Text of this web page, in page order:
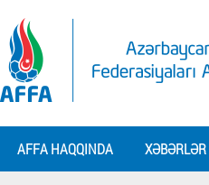
AFFA HAQQINDA XƏBƏRLƏR